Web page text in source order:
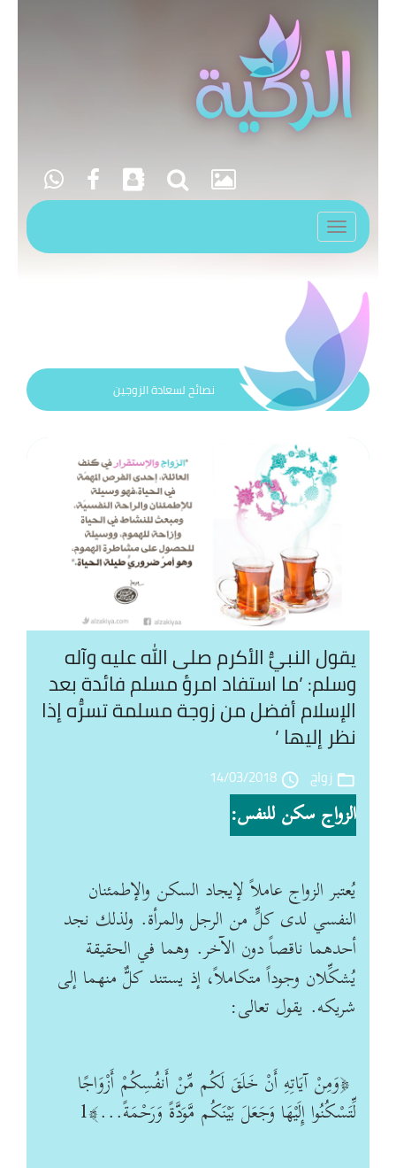
Toggle
navigation
نصائح لسعادة الزوجين
يقول النبيُّ الأكرم صلى الله عليه وآله
وسلم: ’ما استفاد امرؤ مسلم فائدة بعد
الإسلام أفضل من زوجة مسلمة تسرُّه إذا
نظر إليها ’
folder_open زواج access_time
14/03/2018
الزواج سكن للنفس:
يُعتبر الزواج عاملاً لإيجاد السكن والإطمئنان
النفسي لدى كلٍّ من الرجل والمرأة. ولذلك نجد
أحدهما ناقصاً دون الآخر. وهما في الحقيقة
يُشكِّلان وجوداً متكاملاً، إذ يستند كلٌّ منهما إلى
شريكه. يقول تعالى:
﴿وَمِنْ آيَاتِهِ أَنْ خَلَقَ لَكُم مِّنْ أَنفُسِكُمْ أَزْوَاجًا
لِّتَسْكُنُوا إِلَيْهَا وَجَعَلَ بَيْنَكُم مَّوَدَّةً وَرَحْمَةً...﴾1